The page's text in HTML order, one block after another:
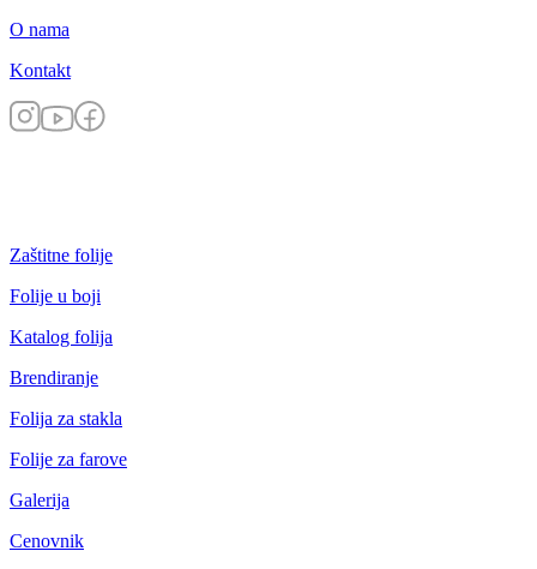
O nama
Kontakt
Zaštitne folije
Folije u boji
Katalog folija
Brendiranje
Folija za stakla
Folije za farove
Galerija
Cenovnik